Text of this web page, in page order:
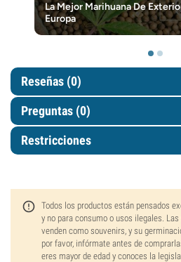
La Mejor Marihuana De
Europa
Reseñas (0)
Preguntas (0)
Restricciones
Todos los productos están pensados
y no para consumo o usos ilegales.
venden como souvenirs, y su
por favor, infórmate antes de
eres mayor de edad y conoces la